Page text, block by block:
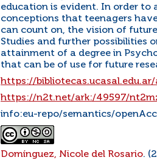
education is evident. In order to
conceptions that teenagers
can count on, the vision of
Studies and further possibilities
attainment of a degree in
that can be of use for future
https://
https://n2t.net/ark:/49597/
info:eu-repo/semantics/
Domínguez, Nicole del Rosario.